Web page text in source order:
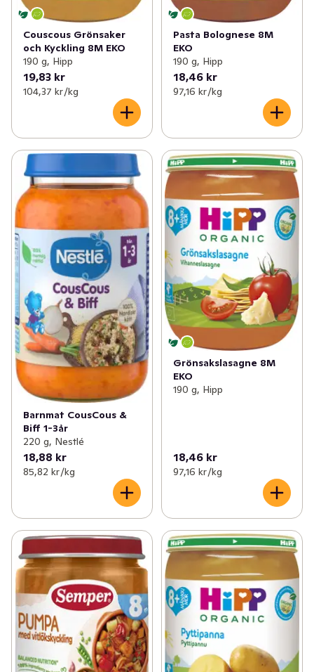
Couscous Grönsaker
och Kyckling 8M EKO
190 g, Hipp
19,83 kr
104,37 kr /kg
Pasta Bolognese 8M
EKO
190 g, Hipp
18,46 kr
97,16 kr /kg
Barnmat CousCous &
Biff 1-3år
220 g, Nestlé
18,88 kr
85,82 kr /kg
Grönsakslasagne 8M
EKO
190 g, Hipp
18,46 kr
97,16 kr /kg